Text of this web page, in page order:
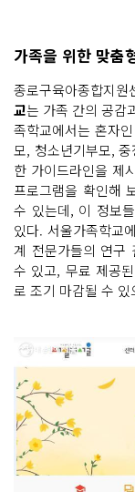
가족을 위한 맞춤
종로구육아종합지
교는 가족 간의 공감
족학교에서는 혼자
모, 청소년기부모,
한 가이드라인을 제
프로그램을 확인해
수 있는데, 이 정보
있다. 서울가족학교
계 전문가들의 연구
수 있고, 무료 제공
로 조기 마감될 수